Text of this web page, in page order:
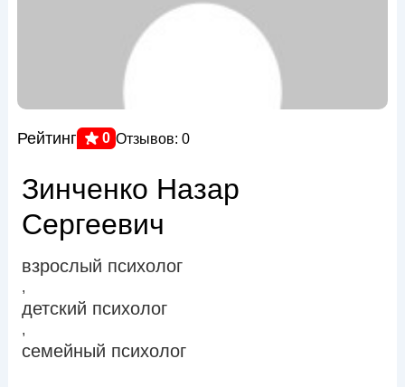
Рейтинг 0 Отзывов: 0
Зинченко Назар
Сергеевич
взрослый психолог
,
детский психолог
,
семейный психолог